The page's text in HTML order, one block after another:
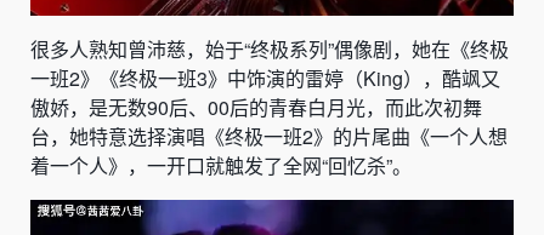
很多人熟知曾沛慈，始于“终极系列”偶像剧，她在《终极
一班2》《终极一班3》中饰演的雷婷（King），酷飒又
傲娇，是无数90后、00后的青春白月光，而此次初舞
台，她特意选择演唱《终极一班2》的片尾曲《一个人想
着一个人》，一开口就触发了全网“回忆杀”。